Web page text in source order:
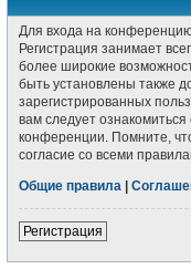
Для входа на
Регистрация занимает
более широкие
быть установлены также
зарегистрированных
вам следует
конференции. Помните,
согласие со всеми
Общие правила
Регистрация